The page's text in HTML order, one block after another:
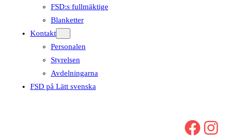
FSD:s fullmäktige
Blanketter
Kontakt
Personalen
Styrelsen
Avdelningarna
FSD på Lätt svenska
Facebook Instagram